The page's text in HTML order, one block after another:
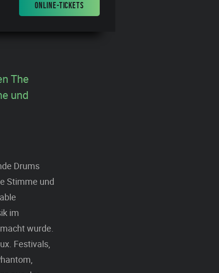
ONLINE-TICKETS
The
und
Drums
Stimme und
im
wurde.
Festivals,